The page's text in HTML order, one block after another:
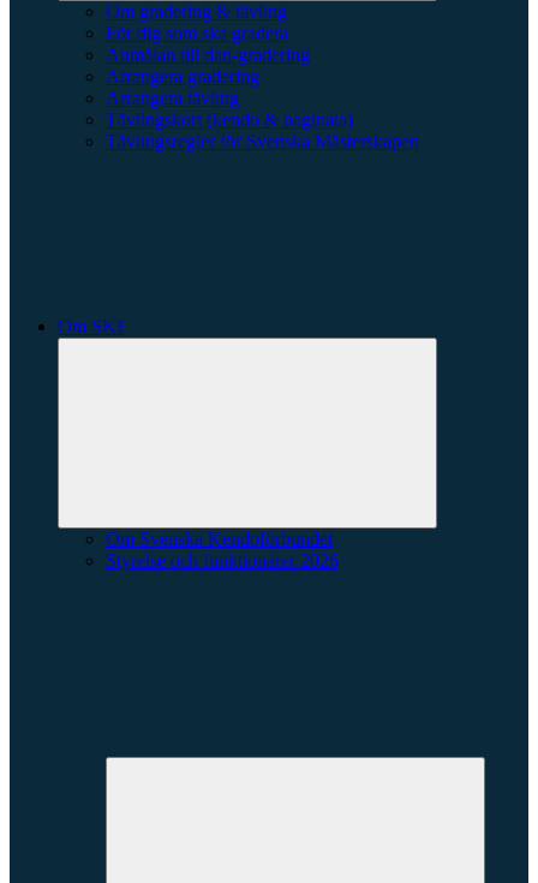
Om gradering & tävling
För dig som ska gradera
Anmälan till dan-gradering
Arrangera gradering
Arrangera tävling
Tävlingskort (kendo & naginata)
Tävlingsregler för Svenska Mästerskapen
Om SKF
Om Svenska Kendoförbundet
Styrelse och funktionärer 2026